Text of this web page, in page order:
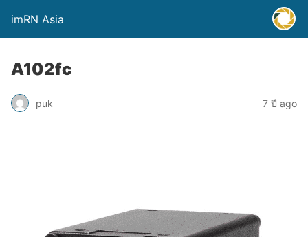
imRN Asia
A102fc
puk 7 ปี ago